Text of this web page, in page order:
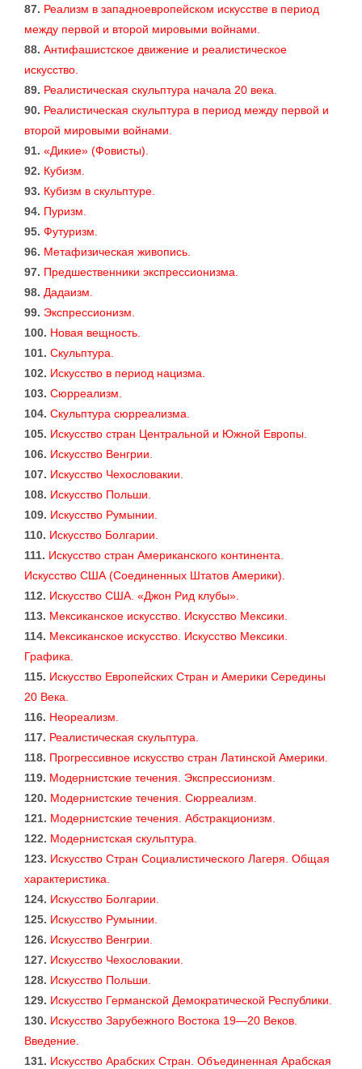
87. Реализм в западноевропейском искусстве в период
между первой и второй мировыми войнами.
88. Антифашистское движение и реалистическое
искусство.
89. Реалистическая скульптура начала 20 века.
90. Реалистическая скульптура в период между первой и
второй мировыми войнами.
91. «Дикие» (Фовисты).
92. Кубизм.
93. Кубизм в скульптуре.
94. Пуризм.
95. Футуризм.
96. Метафизическая живопись.
97. Предшественники экспрессионизма.
98. Дадаизм.
99. Экспрессионизм.
100. Новая вещность.
101. Скульптура.
102. Искусство в период нацизма.
103. Сюрреализм.
104. Скульптура сюрреализма.
105. Искусство стран Центральной и Южной Европы.
106. Искусство Венгрии.
107. Искусство Чехословакии.
108. Искусство Польши.
109. Искусство Румынии.
110. Искусство Болгарии.
111. Искусство стран Американского континента.
Искусство США (Соединенных Штатов Америки).
112. Искусство США. «Джон Рид клубы».
113. Мексиканское искусство. Искусство Мексики.
114. Мексиканское искусство. Искусство Мексики.
Графика.
115. Искусство Европейских Стран и Америки Середины
20 Века.
116. Неореализм.
117. Реалистическая скульптура.
118. Прогрессивное искусство стран Латинской Америки.
119. Модернистские течения. Экспрессионизм.
120. Модернистские течения. Сюрреализм.
121. Модернистские течения. Абстракционизм.
122. Модернистская скульптура.
123. Искусство Стран Социалистического Лагеря. Общая
характеристика.
124. Искусство Болгарии.
125. Искусство Румынии.
126. Искусство Венгрии.
127. Искусство Чехословакии.
128. Искусство Польши.
129. Искусство Германской Демократической Республики.
130. Искусство Зарубежного Востока 19—20 Веков.
Введение.
131. Искусство Арабских Стран. Объединенная Арабская